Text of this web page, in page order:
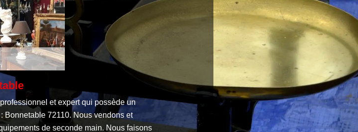
et expert qui possède un
Bonnetable 72110. Nous vendons et
de seconde main. Nous faisons